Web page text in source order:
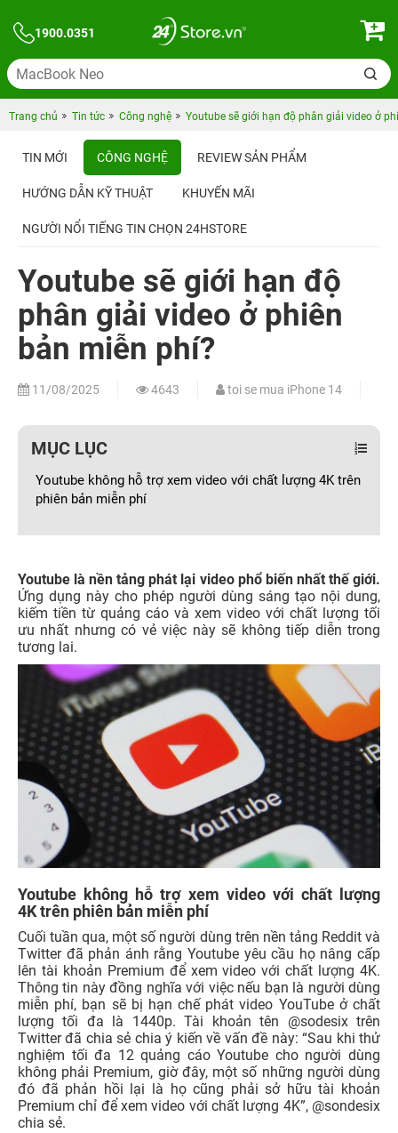
1900.0351
Trang chủ Tin tức Công nghệ Youtube sẽ giới hạn độ phân giải video ở
TIN MỚI CÔNG NGHỆ REVIEW SẢN PHẨM
HƯỚNG DẪN KỸ THUẬT KHUYẾN MÃI
NGƯỜI NỔI TIẾNG TIN CHỌN 24HSTORE
Youtube sẽ giới hạn độ
phân giải video ở phiên
bản miễn phí?
11/08/2025 4643 toi se mua iPhone 14
MỤC LỤC
Youtube không hỗ trợ xem video với chất lượng 4K trên
phiên bản miễn phí
Youtube là nền tảng phát lại video phổ biến nhất thế giới.
Ứng dụng này cho phép người dùng sáng tạo nội dung,
kiếm tiền từ quảng cáo và xem video với chất lượng tối
ưu nhất nhưng có vẻ việc này sẽ không tiếp diễn trong
tương lai.
Youtube không hỗ trợ xem video với chất lượng
4K trên phiên bản miễn phí
Cuối tuần qua, một số người dùng trên nền tảng Reddit và
Twitter đã phản ánh rằng Youtube yêu cầu họ nâng cấp
lên tài khoản Premium để xem video với chất lượng 4K.
Thông tin này đồng nghĩa với việc nếu bạn là người dùng
miễn phí, bạn sẽ bị hạn chế phát video YouTube ở chất
lượng tối đa là 1440p. Tài khoản tên @sodesix trên
Twitter đã chia sẻ chia ý kiến về vấn đề này: “Sau khi thử
nghiệm tối đa 12 quảng cáo Youtube cho người dùng
không phải Premium, giờ đây, một số những người dùng
đó đã phản hồi lại là họ cũng phải sở hữu tài khoản
Premium chỉ để xem video với chất lượng 4K”, @sondesix
chia sẻ.